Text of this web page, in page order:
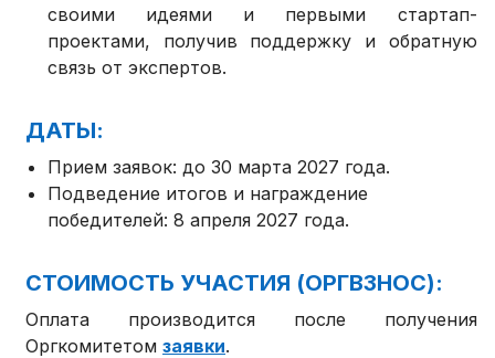
своими идеями и первыми стартап-
проектами, получив поддержку и обратную
связь от экспертов.
ДАТЫ:
Прием заявок: до 30 марта 2027 года.
Подведение итогов и награждение
победителей: 8 апреля 2027 года.
СТОИМОСТЬ УЧАСТИЯ (ОРГВЗНОС):
Оплата производится после получения
Оргкомитетомзаявки.